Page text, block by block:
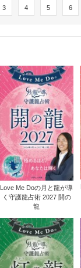
3 4 5 6
Love Me Doの月と龍が導
く守護龍占術 2027 開の
龍